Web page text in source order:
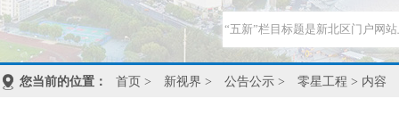
您当前的位置： 首页 > 新视界 > 公告公示 > 零星工程 > 内容